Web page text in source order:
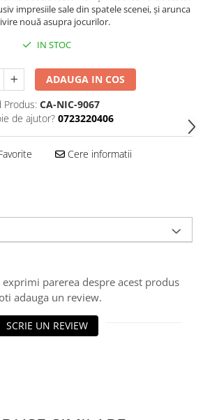
Metal
impresiile sale din spatele scenei, și arunca
nouă asupra jocurilor.
IN STOC
ADAUGA IN COS
Produs: CA-NIC-9067
de ajutor? 0723220406
Cere informatii
parerea despre acest produs
adauga un review.
SCRIE UN REVIEW